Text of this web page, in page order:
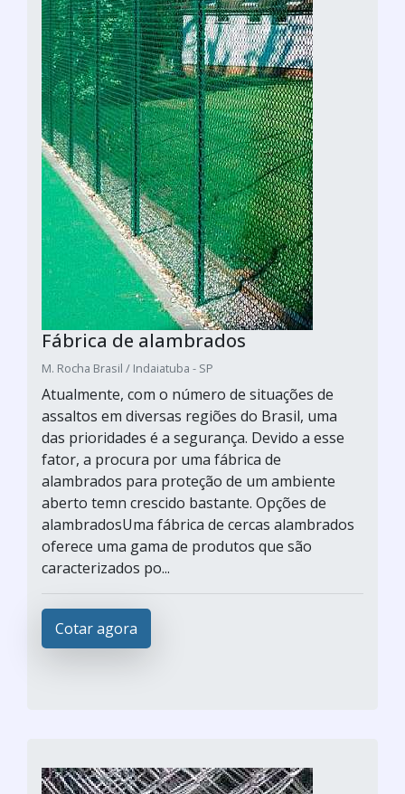
Fábrica de alambrados
M. Rocha Brasil / Indaiatuba - SP
Atualmente, com o número de situações de
assaltos em diversas regiões do Brasil, uma
das prioridades é a segurança. Devido a esse
fator, a procura por uma fábrica de
alambrados para proteção de um ambiente
aberto temn crescido bastante. Opções de
alambradosUma fábrica de cercas alambrados
oferece uma gama de produtos que são
caracterizados po...
Cotar agora